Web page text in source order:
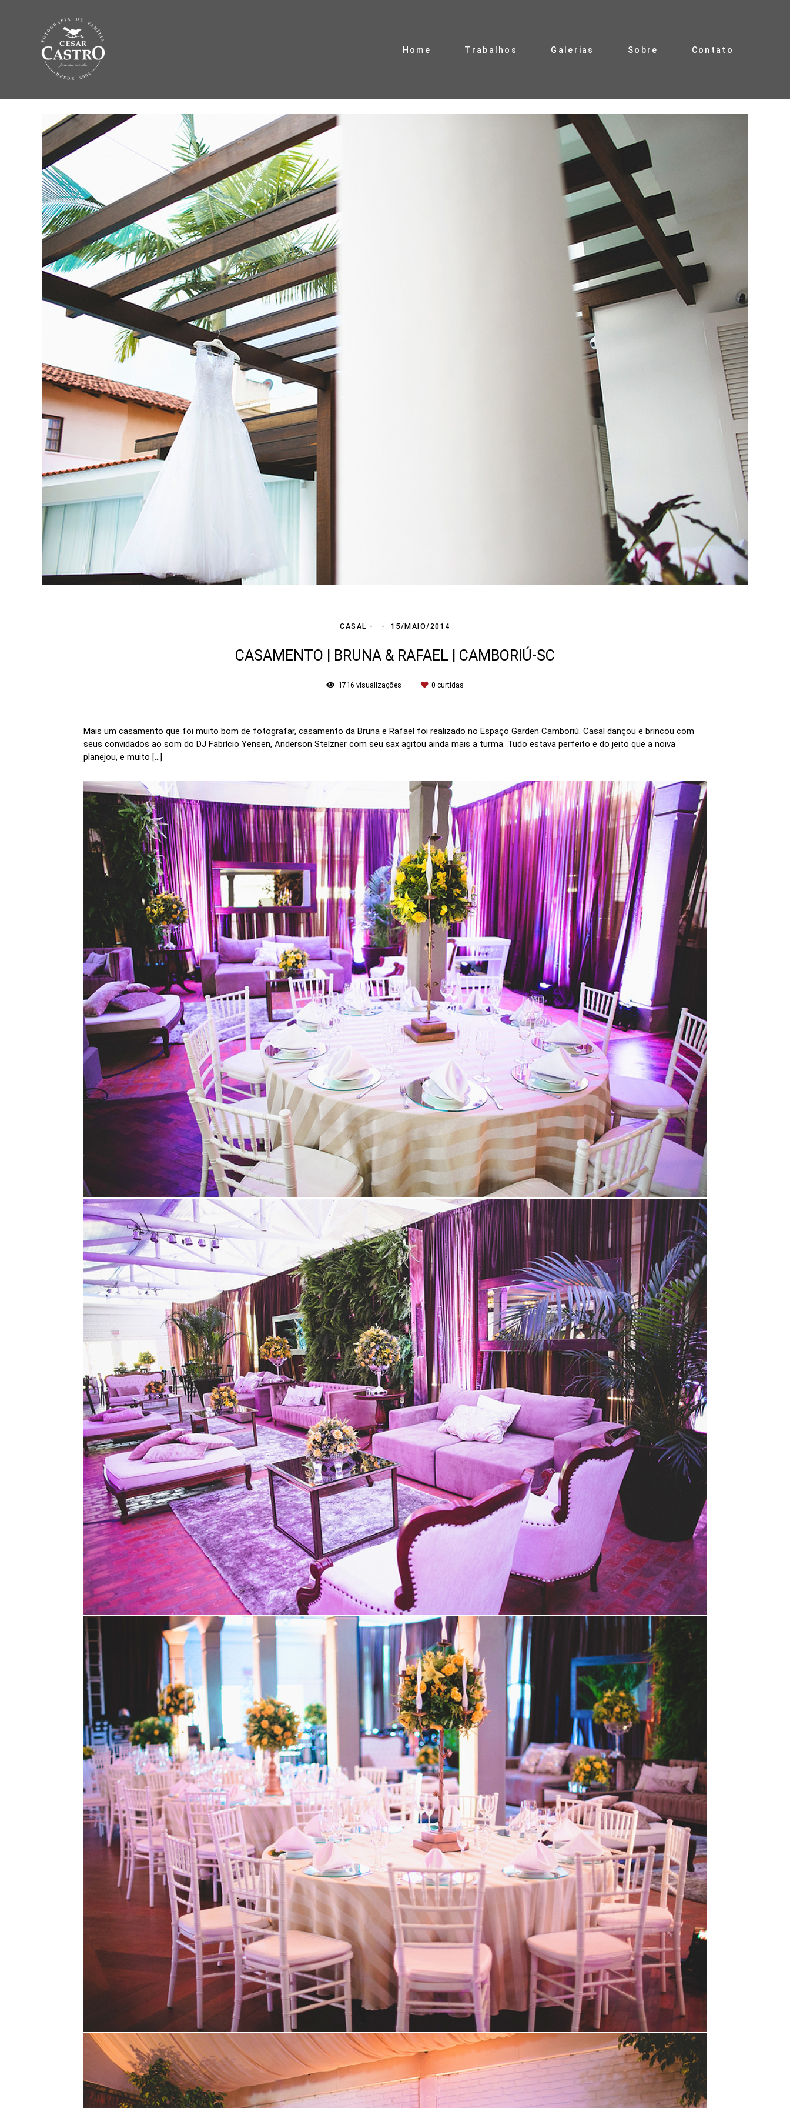
Home Trabalhos Galerias Sobre Contato
CASAL 15/MAIO/2014
CASAMENTO | BRUNA & RAFAEL | CAMBORIÚ-SC
1716 visualizações 0 curtidas
Mais um casamento que foi muito bom de fotografar, casamento da Bruna e Rafael foi realizado no Espaço Garden Camboriú. Casal dançou e brincou com
seus convidados ao som do DJ Fabrício Yensen, Anderson Stelzner com seu sax agitou ainda mais a turma. Tudo estava perfeito e do jeito que a noiva
planejou, e muito […]